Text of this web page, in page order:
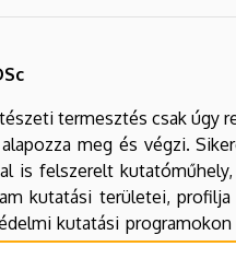
termesztés csak
meg és végzi.
is felszerelt
kutatási területei,
kutatási
Nyíregyházi